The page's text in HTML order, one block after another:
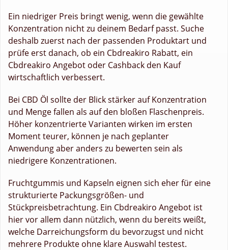
Ein niedriger Preis bringt wenig, wenn die gewählte
Konzentration nicht zu deinem Bedarf passt. Suche
deshalb zuerst nach der passenden Produktart und
prüfe erst danach, ob ein Cbdreakiro Rabatt, ein
Cbdreakiro Angebot oder Cashback den Kauf
wirtschaftlich verbessert.
Bei CBD Öl sollte der Blick stärker auf Konzentration
und Menge fallen als auf den bloßen Flaschenpreis.
Höher konzentrierte Varianten wirken im ersten
Moment teurer, können je nach geplanter
Anwendung aber anders zu bewerten sein als
niedrigere Konzentrationen.
Fruchtgummis und Kapseln eignen sich eher für eine
strukturierte Packungsgrößen- und
Stückpreisbetrachtung. Ein Cbdreakiro Angebot ist
hier vor allem dann nützlich, wenn du bereits weißt,
welche Darreichungsform du bevorzugst und nicht
mehrere Produkte ohne klare Auswahl testest.